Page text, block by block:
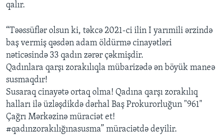
qalır.
“Təəssüflər olsun ki, təkcə 2021-ci ilin I yarımili ərzində
baş vermiş qəsdən adam öldürmə cinayətləri
nəticəsində 33 qadın zərər çəkmişdir.
Qadınlara qarşı zorakılıqla mübarizədə ən böyük maneə
susmaqdır!
Susaraq cinayətə ortaq olma! Qadına qarşı zorakılıq
halları ilə üzləşdikdə dərhal Baş Prokurorluğun "961"
Çağrı Mərkəzinə müraciət et!
#qadınzorakılığınasusma” müraciətdə deyilir.